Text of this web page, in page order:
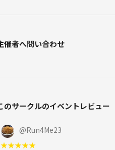
催者へ問い合わせ
のサークルのイベントレビュー
@Run4Me23
★★★★★